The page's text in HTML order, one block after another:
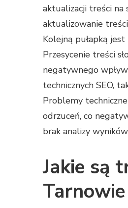
aktualizacji treści na
aktualizowanie
Kolejną pułapką
Przesycenie treści
negatywnego
technicznych SEO,
Problemy
odrzuceń, co
brak analizy wyników
Jakie są
Tarnowie